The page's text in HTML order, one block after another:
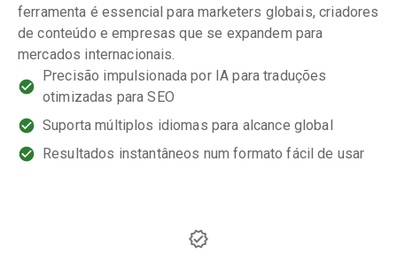
ferramenta é essencial para marketers globais, criadores
de conteúdo e empresas que se expandem para
mercados internacionais.
Precisão impulsionada por IA para traduções
otimizadas para SEO
Suporta múltiplos idiomas para alcance global
Resultados instantâneos num formato fácil de usar